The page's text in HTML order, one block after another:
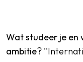
Wat studeer je en
ambitie?